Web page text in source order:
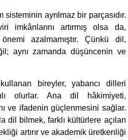
ayrılmaz bir parçasıdır.
imkânlarını artırmış olsa da,
azalmamıştır. Çünkü dil,
aynı zamanda düşüncenin ve
bireyler, yabancı dilleri
olurlar. Ana dil hâkimiyeti,
ve ifadenin güçlenmesini sağlar.
dil bilmek, farklı kültürlere açılan
artırır ve akademik üretkenliği